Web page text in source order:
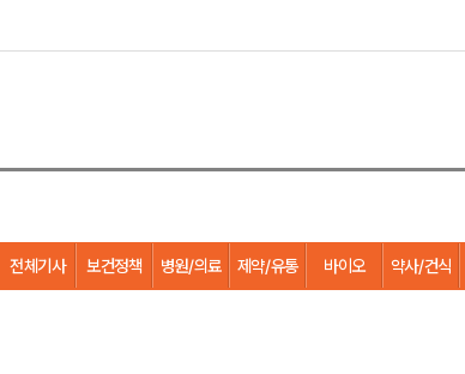
전체기사 보건정책 병원/의료 제약/유통 바이오 약사/건식